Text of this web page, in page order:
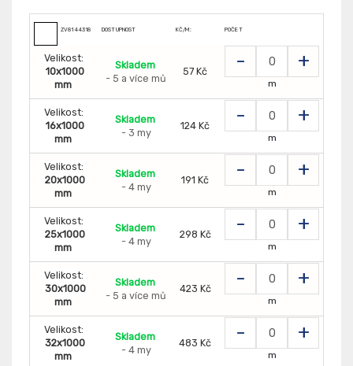
ZV8144318 DOSTUPNOST KČ/M: POČET
Velikost:
10x1000
mm
Skladem
- 5 a více mů
57 Kč - +
m
Velikost:
16x1000
mm
Skladem
- 3 my
124 Kč - +
m
Velikost:
20x1000
mm
Skladem
- 4 my
191 Kč - +
m
Velikost:
25x1000
mm
Skladem
- 4 my
298 Kč - +
m
Velikost:
30x1000
mm
Skladem
- 5 a více mů
423 Kč - +
m
Velikost:
32x1000
mm
Skladem
- 4 my
483 Kč - +
m